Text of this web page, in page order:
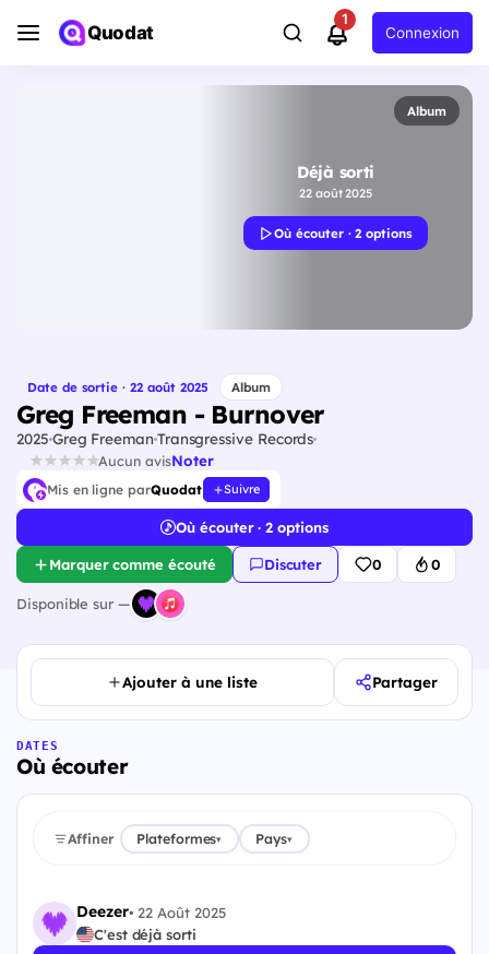
Quodat
1
Connexion
Album
Déjà sorti
22 août 2025
Où écouter · 2 options
Date de sortie · 22 août 2025 Album
Greg Freeman - Burnover
2025 Greg Freeman Transgressive Records
Aucun avisNoter
Mis en ligne parQuodat Suivre
Où écouter · 2 options
Marquer comme écouté Discuter 0 0
Disponible sur —
Ajouter à une liste Partager
DATES
Où écouter
Affiner Plateformes▾ Pays▾
Deezer• 22 Août 2025
C'est déjà sorti